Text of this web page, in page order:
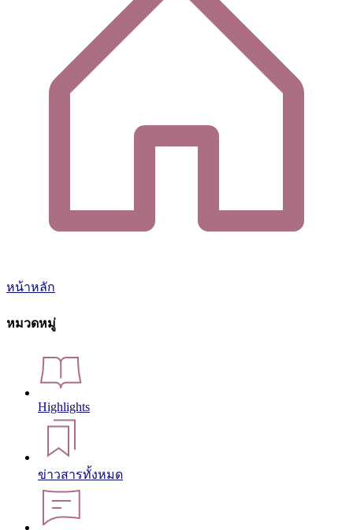
หน้าหลัก
หมวดหมู่
Highlights
ข่าวสารทั้งหมด